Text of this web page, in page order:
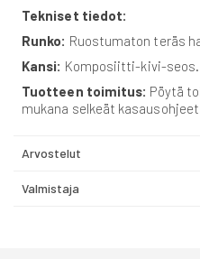
Tekniset tiedot:
Runko: Ruostumaton teräs
Kansi: Komposiitti-kivi-seos.
Tuotteen toimitus: Pöytä
mukana selkeät
Arvostelut
Valmistaja